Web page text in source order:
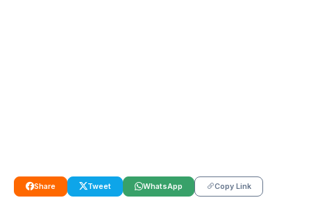
Share Tweet WhatsApp Copy Link